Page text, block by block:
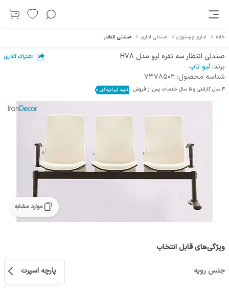
خانه > اداری و رستوران > صندلی اداری > صندلی انتظار
صندلی انتظار سه نفره لیو مدل H78 اشتراک گذاری
برند: لیو تاب
شناسه محصول: 7378502
3 سال گارانتی و 5 سال خدمات پس از فروش
موارد مشابه
ویژگی‌های قابل انتخاب
جنس رویه پارچه اسپرت